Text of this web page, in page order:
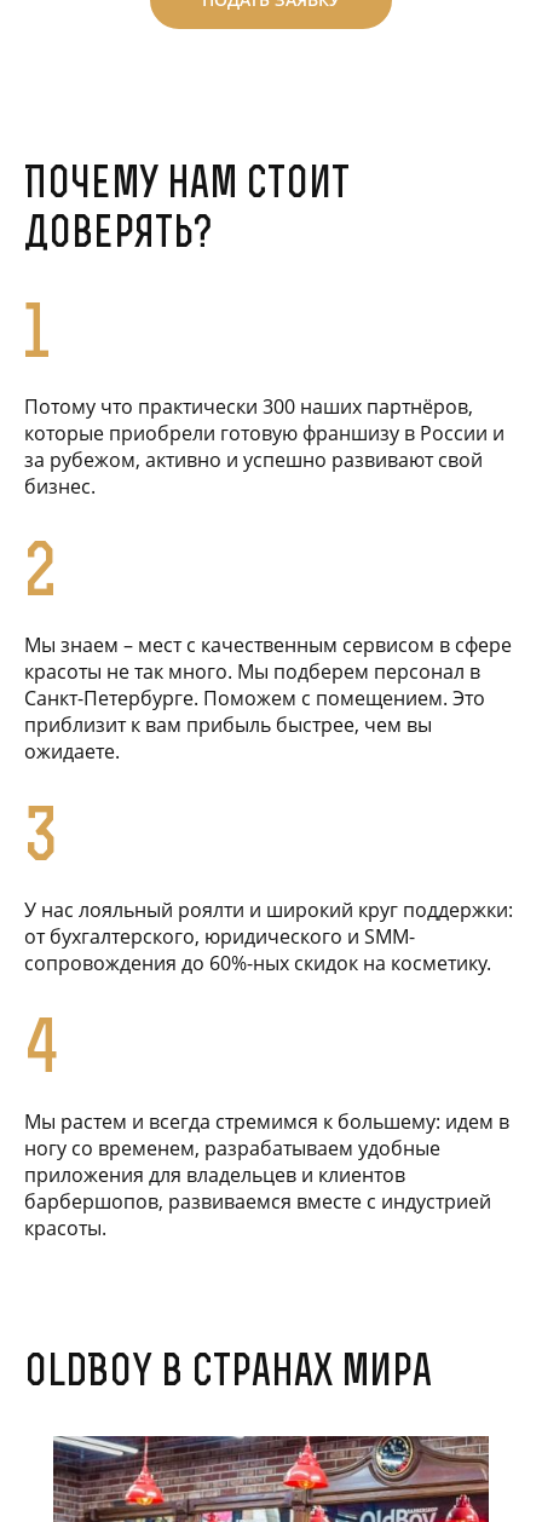
Почему нам стоит
доверять?
1
Потому что практически 300 наших партнёров,
которые приобрели готовую франшизу в России и
за рубежом, активно и успешно развивают свой
бизнес.
2
Мы знаем – мест с качественным сервисом в сфере
красоты не так много. Мы подберем персонал в
Санкт-Петербурге. Поможем с помещением. Это
приблизит к вам прибыль быстрее, чем вы
ожидаете.
3
У нас лояльный роялти и широкий круг поддержки:
от бухгалтерского, юридического и SMM-
сопровождения до 60%-ных скидок на косметику.
4
Мы растем и всегда стремимся к большему: идем в
ногу со временем, разрабатываем удобные
приложения для владельцев и клиентов
барбершопов, развиваемся вместе с индустрией
красоты.
OldBoy в странах мира